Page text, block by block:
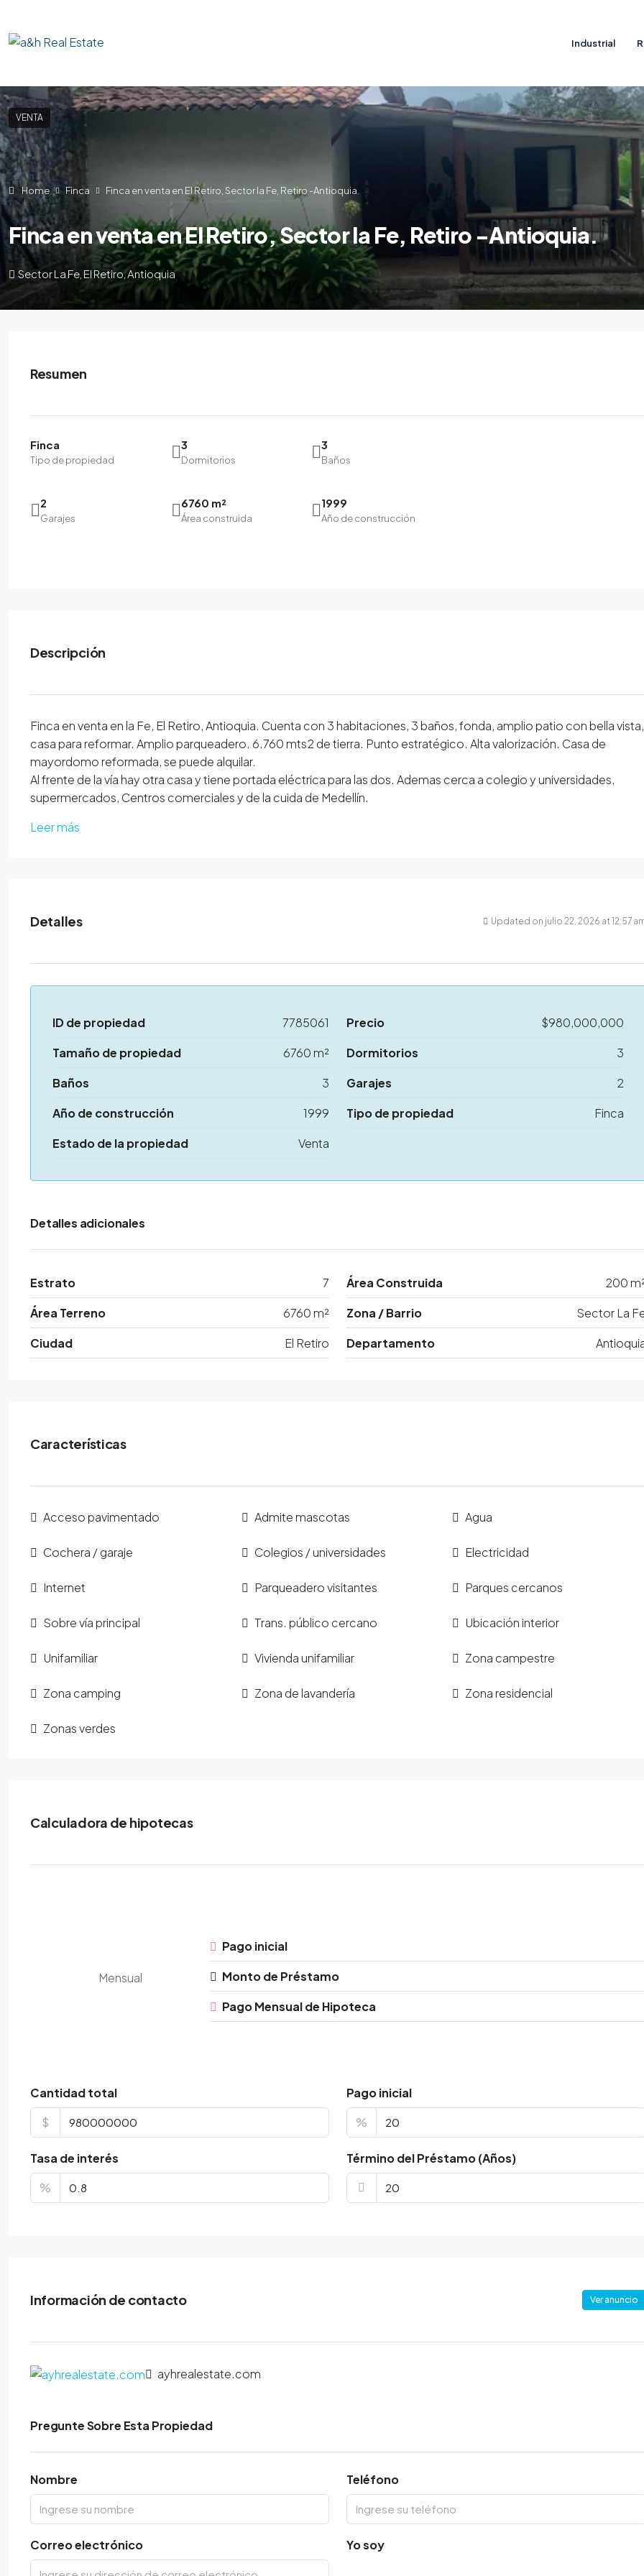
Industrial
VENTA
Home Finca Finca en venta en El Retiro, Sector la Fe, Retiro -Antioquia.
Finca en venta en El Retiro, Sector la Fe, Retiro -Antioquia.
Sector La Fe, El Retiro, Antioquia
Resumen
Finca
Tipo de propiedad
3
Dormitorios
3
Baños
2
Garajes
6760 m²
Área construida
1999
Año de construcción
Descripción
Finca en venta en la Fe, El Retiro, Antioquia. Cuenta con 3 habitaciones, 3 baños, fonda, amplio patio con bella vista,
casa para reformar. Amplio parqueadero. 6.760 mts2 de tierra. Punto estratégico. Alta valorización. Casa de
mayordomo reformada, se puede alquilar.
Al frente de la vía hay otra casa y tiene portada eléctrica para las dos. Ademas cerca a colegio y universidades,
supermercados, Centros comerciales y de la cuida de Medellín.
Leer más
Detalles Updated on julio 22, 2026 at 12:57
ID de propiedad 7785061 Precio
$980,000,000
Tamaño de propiedad
6760 m² Dormitorios
3
Baños
3 Garajes
2
Año de construcción
1999 Tipo de propiedad
Finca
Estado de la propiedad
Venta
Detalles adicionales
Estrato 7 Área Construida
200
Área Terreno
6760 m² Zona / Barrio
Sector La
Ciudad
El Retiro Departamento
Características
Acceso pavimentado Admite mascotas Agua
Cochera / garaje Colegios / universidades Electricidad
Internet Parqueadero visitantes Parques cercanos
Sobre vía principal Trans. público cercano Ubicación interior
Unifamiliar Vivienda unifamiliar Zona campestre
Zona camping Zona de lavandería Zona residencial
Zonas verdes
Calculadora de hipotecas
Mensual
Pago inicial
Monto de Préstamo
Pago Mensual de Hipoteca
Cantidad total
$
Pago inicial
%
Tasa de interés
%
Término del Préstamo (Años)
Información de contacto Ver anuncio
ayhrealestate.com
Pregunte Sobre Esta Propiedad
Nombre Teléfono
Correo electrónico Yo soy